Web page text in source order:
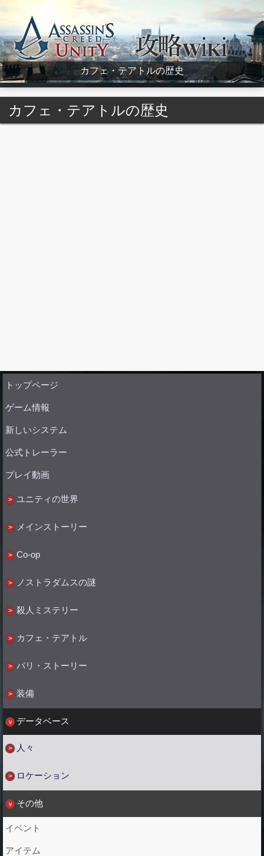
Assassin's Creed Unity Wiki
カフェ・テアトルの歴史
カフェ・テアトルの歴史
トップページ
ゲーム情報
新しいシステム
公式トレーラー
プレイ動画
ユニティの世界
メインストーリー
Co-op
ノストラダムスの謎
殺人ミステリー
カフェ・テアトル
パリ・ストーリー
装備
データベース
人々
ロケーション
その他
イベント
アイテム